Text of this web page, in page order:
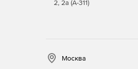
2, 2а (А-311)
Москва